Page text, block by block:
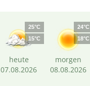
25°C
15°C
heute
07.08.2026
24°C
18°C
morgen
08.08.2026